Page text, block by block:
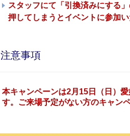
スタッフにて「引換済みにする
押してしまうとイベントに参加
注意事項
本キャンペーンは2月15日（日）
す。ご来場予定がない方のキャン